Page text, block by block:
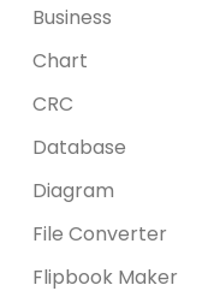
Business
Chart
CRC
Database
Diagram
File Converter
Flipbook Maker